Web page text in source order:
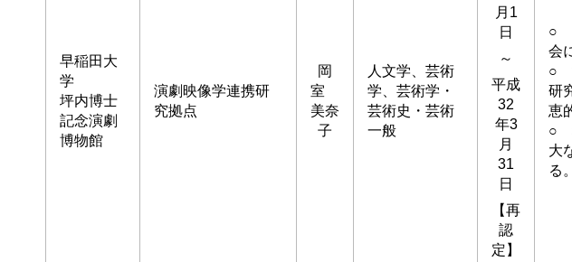
早稲田大
学
坪内博士
記念演劇
博物館
演劇映像学連携研
究拠点
岡
室
美奈
子
人文学、芸術
学、芸術学・
芸術史・芸術
一般
月1
日
～
平成
32
年3
月
31
日
【再
認
定】
○
会
○
研
恵
○
大
る。